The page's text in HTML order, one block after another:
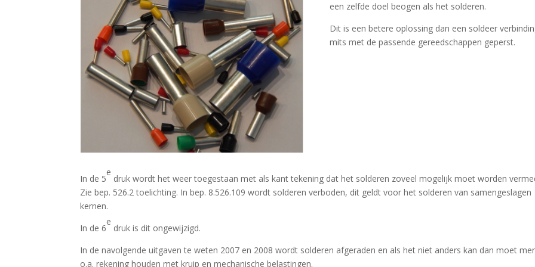
een zelfde doel beogen als het solderen.
Dit is een betere oplossing dan een soldeer
mits met de passende gereedschappen geperst.
In de 5
e
druk wordt het weer toegestaan met als kant tekening dat het solderen zoveel mogelijk moet worden
Zie bep. 526.2 toelichting. In bep. 8.526.109 wordt solderen verboden, dit geldt voor het solderen van samengeslagen
kernen.
In de 6
e
druk is dit ongewijzigd.
In de navolgende uitgaven te weten 2007 en 2008 wordt solderen afgeraden en als het niet anders kan dan moet
o.a. rekening houden met kruip en mechanische belastingen.